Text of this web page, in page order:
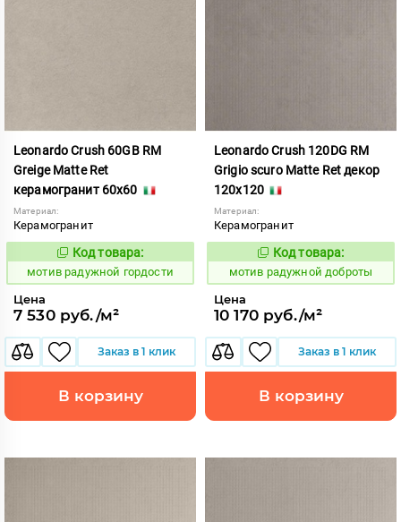
Leonardo Crush 60GB RM
Greige Matte Ret
керамогранит 60x60
Материал:
Керамогранит
1040768
Код товара:
мотив радужной гордости
Цена
7 530 руб./м²
Заказ в 1 клик
В корзину
Leonardo Crush 120DG RM
Grigio scuro Matte Ret декор
120x120
Материал:
Керамогранит
1040872
Код товара:
мотив радужной доброты
Цена
10 170 руб./м²
Заказ в 1 клик
В корзину